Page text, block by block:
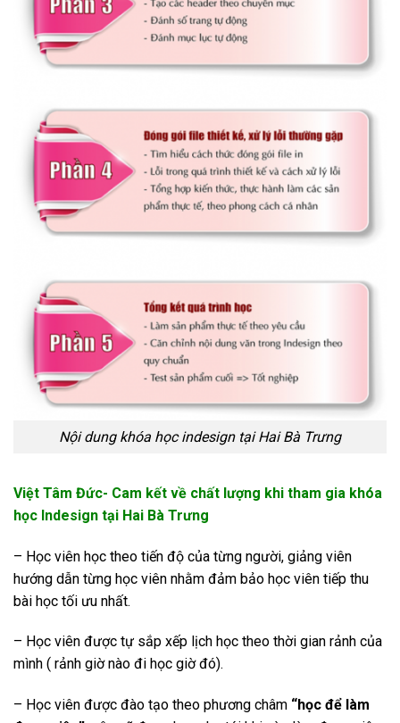
Nội dung khóa học indesign tại Hai Bà Trưng
Việt Tâm Đức- Cam kết về chất lượng khi tham gia khóa
học Indesign tại Hai Bà Trưng
– Học viên học theo tiến độ của từng người, giảng viên
hướng dẫn từng học viên nhằm đảm bảo học viên tiếp thu
bài học tối ưu nhất.
– Học viên được tự sắp xếp lịch học theo thời gian rảnh của
mình ( rảnh giờ nào đi học giờ đó).
– Học viên được đào tạo theo phương châm “học để làm